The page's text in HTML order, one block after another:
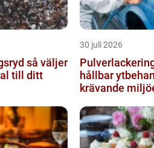
väljer
till ditt
30 juli 2026
hållbar
krävande